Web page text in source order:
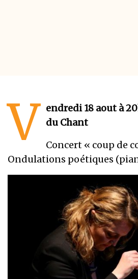
V endredi 18 aout à
du Chant
Concert « coup de
Ondulations poétiques